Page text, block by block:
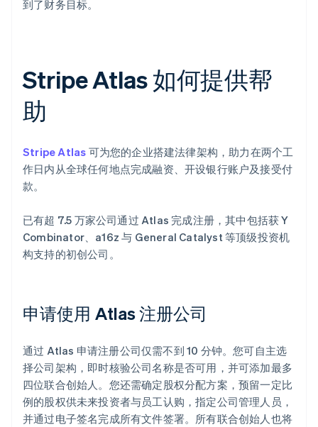
到了财务目标。
Stripe Atlas 如何提供帮
助
Stripe Atlas 可为您的企业搭建法律架构，助力在两个工
作日内从全球任何地点完成融资、开设银行账户及接受付
款。
已有超 7.5 万家公司通过 Atlas 完成注册，其中包括获 Y
Combinator、a16z 与 General Catalyst 等顶级投资机
构支持的初创公司。
申请使用 Atlas 注册公司
通过 Atlas 申请注册公司仅需不到 10 分钟。您可自主选
择公司架构，即时核验公司名称是否可用，并可添加最多
四位联合创始人。您还需确定股权分配方案，预留一定比
例的股权供未来投资者与员工认购，指定公司管理人员，
并通过电子签名完成所有文件签署。所有联合创始人也将